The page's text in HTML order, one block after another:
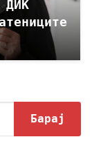
ДИК
Барај